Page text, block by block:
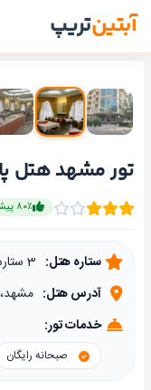
آبتینتریپ
تور مشهد هتل
۸۰٪ پیشنهاد شده
ستاره هتل:
آدرس هتل:
خدمات تور:
صبحانه رایگان